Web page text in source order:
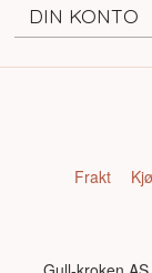
DIN KONTO
Frakt